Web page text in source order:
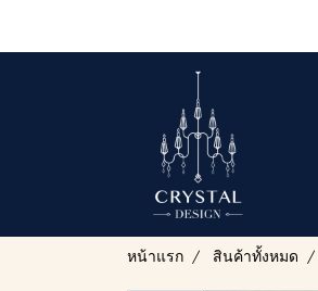
หน้าแรก สินค้าทั้งหมด